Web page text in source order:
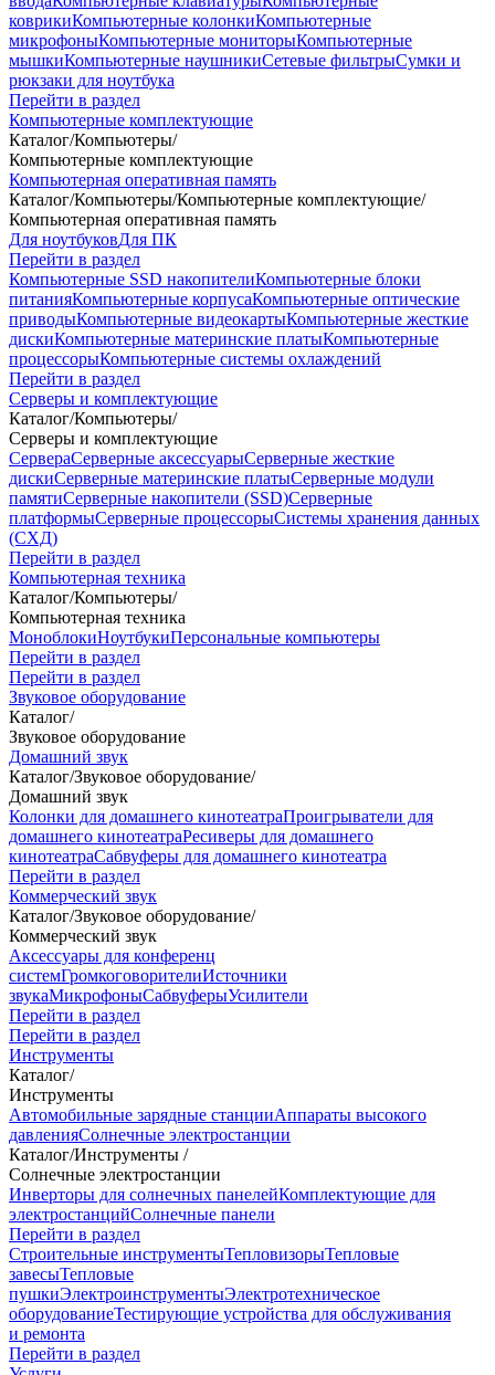
коврикиКомпьютерные колонкиКомпьютерные
микрофоныКомпьютерные мониторыКомпьютерные
мышкиКомпьютерные наушникиСетевые фильтрыСумки и
рюкзаки для ноутбука
Перейти в раздел
Компьютерные комплектующие
Каталог/Компьютеры/
Компьютерные комплектующие
Компьютерная оперативная память
Каталог/Компьютеры/Компьютерные комплектующие/
Компьютерная оперативная память
Для ноутбуковДля ПК
Перейти в раздел
Компьютерные SSD накопителиКомпьютерные блоки
питанияКомпьютерные корпусаКомпьютерные оптические
приводыКомпьютерные видеокартыКомпьютерные жесткие
дискиКомпьютерные материнские платыКомпьютерные
процессорыКомпьютерные системы охлаждений
Перейти в раздел
Серверы и комплектующие
Каталог/Компьютеры/
Серверы и комплектующие
СервераСерверные аксессуарыСерверные жесткие
дискиСерверные материнские платыСерверные модули
памятиСерверные накопители (SSD)Серверные
платформыСерверные процессорыСистемы хранения данных
(СХД)
Перейти в раздел
Компьютерная техника
Каталог/Компьютеры/
Компьютерная техника
МоноблокиНоутбукиПерсональные компьютеры
Перейти в раздел
Перейти в раздел
Звуковое оборудование
Каталог/
Звуковое оборудование
Домашний звук
Каталог/Звуковое оборудование/
Домашний звук
Колонки для домашнего кинотеатраПроигрыватели для
домашнего кинотеатраРесиверы для домашнего
кинотеатраСабвуферы для домашнего кинотеатра
Перейти в раздел
Коммерческий звук
Каталог/Звуковое оборудование/
Коммерческий звук
Аксессуары для конференц
системГромкоговорителиИсточники
звукаМикрофоныСабвуферыУсилители
Перейти в раздел
Перейти в раздел
Инструменты
Каталог/
Инструменты
Автомобильные зарядные станцииАппараты высокого
давленияСолнечные электростанции
Каталог/Инструменты /
Солнечные электростанции
Инверторы для солнечных панелейКомплектующие для
электростанцийСолнечные панели
Перейти в раздел
Строительные инструментыТепловизорыТепловые
завесыТепловые
пушкиЭлектроинструментыЭлектротехническое
оборудованиеТестирующие устройства для обслуживания
и ремонта
Перейти в раздел